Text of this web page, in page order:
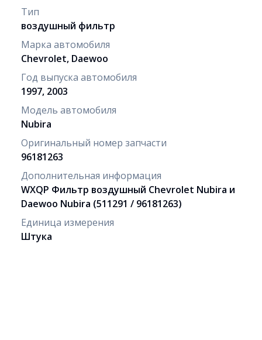
Тип
воздушный фильтр
Марка автомобиля
Chevrolet, Daewoo
Год выпуска автомобиля
1997, 2003
Модель автомобиля
Nubira
Оригинальный номер запчасти
96181263
Дополнительная информация
WXQP Фильтр воздушный Chevrolet Nubira и
Daewoo Nubira (511291 / 96181263)
Единица измерения
Штука